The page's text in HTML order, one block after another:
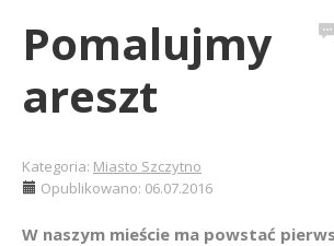
Pomalujmy
areszt
Kategoria: Miasto Szczytno
Opublikowano: 06.07.2016
W naszym mieście ma powstać